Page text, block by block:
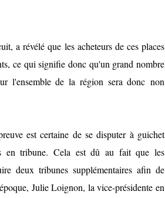
a révélé que les acheteurs de ces places
ce qui signifie donc qu'un grand nombre
l'ensemble de la région sera donc non
est certaine de se disputer à guichet
en tribune. Cela est dû au fait que les
deux tribunes supplémentaires afin de
Julie Loignon, la vice-présidente en